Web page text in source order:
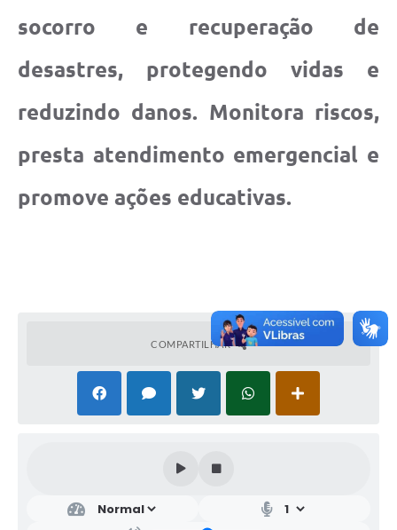
socorro e recuperação de
desastres, protegendo vidas e
reduzindo danos. Monitora riscos,
presta atendimento emergencial e
promove ações educativas.
COMPARTILHAR